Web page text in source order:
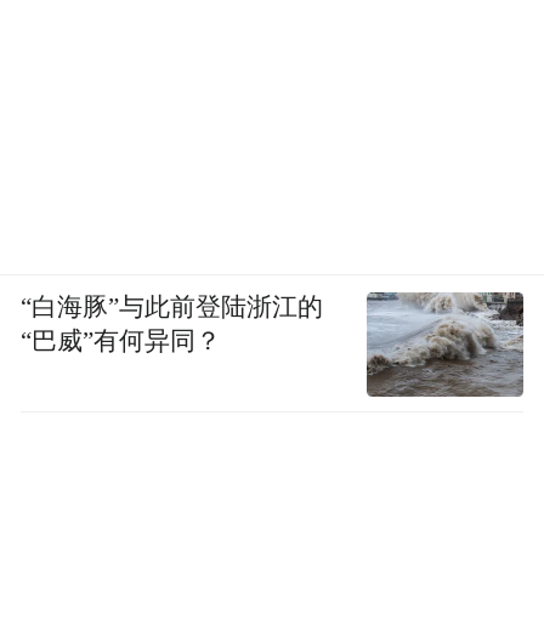
“白海豚”与此前登陆浙江的
“巴威”有何异同？